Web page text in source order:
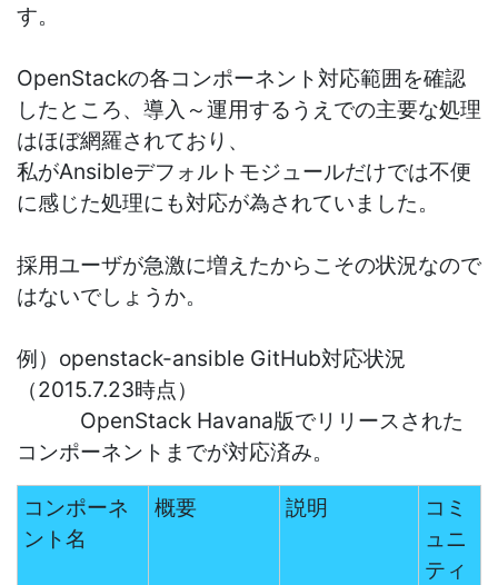
す。
OpenStackの各コンポーネント対応範囲を確認
したところ、導入～運用するうえでの主要な処理
はほぼ網羅されており、
私がAnsibleデフォルトモジュールだけでは不便
に感じた処理にも対応が為されていました。
採用ユーザが急激に増えたからこその状況なので
はないでしょうか。
例）openstack-ansible GitHub対応状況
（2015.7.23時点）
OpenStack Havana版でリリースされた
コンポーネントまでが対応済み。
コンポーネ
ント名
概要 説明
コミ
ュニ
ティ